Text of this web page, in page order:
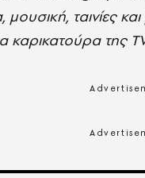
ταινίες
καρικατούρα της